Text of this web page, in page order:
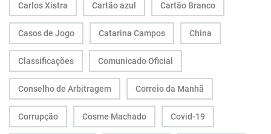
Carlos Xistra Cartão azul Cartão Branco
Casos de Jogo Catarina Campos China
Classificações Comunicado Oficial
Conselho de Arbitragem Correio da Manhã
Corrupção Cosme Machado Covid-19